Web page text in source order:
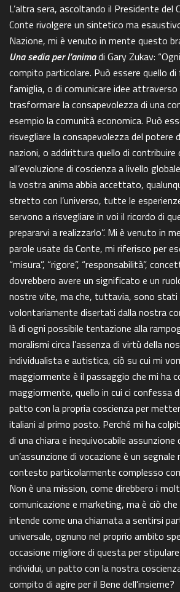
L’altra sera, ascoltando il Presidente del
Conte rivolgere un sintetico ma
Nazione, mi è venuto in mente questo
Una sedia per l’animadi Gary Zukav:
compito particolare. Può essere quello
famiglia, o di comunicare idee
trasformare la consapevolezza di una
esempio la comunità economica. Può
risvegliare la consapevolezza del potere
nazioni, o addirittura quello di
all’evoluzione di coscienza a livello
la vostra anima abbia accettato,
stretto con l’universo, tutte le
servono a risvegliare in voi il ricordo di
prepararvi a realizzarlo”. Mi è venuto in
parole usate da Conte, mi riferisco per
“misura”, “rigore”, “responsabilità”,
dovrebbero avere un significato e un
nostre vite, ma che, tuttavia, sono stati
volontariamente disertati dalla nostra
là di ogni possibile tentazione alla
moralismi circa l’assenza di virtù della
individualista e autistica, ciò su cui mi
maggiormente è il passaggio che mi ha
maggiormente, quello in cui ci confessa
patto con la propria coscienza per
italiani al primo posto. Perché mi ha
di una chiara e inequivocabile assunzione
un’assunzione di vocazione è un
contesto particolarmente complesso
Non è una mission, come direbbero i
comunicazione e marketing, ma è ciò
intende come una chiamata a sentirsi
universale, ognuno nel proprio ambito
occasione migliore di questa per
individui, un patto con la nostra
compito di agire per il Bene dell'insieme?